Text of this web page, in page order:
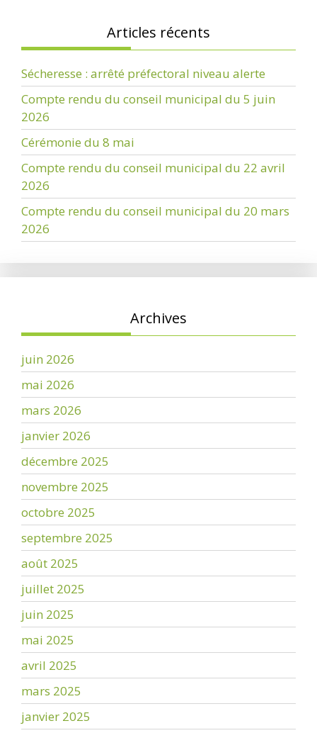
Articles récents
Sécheresse : arrêté préfectoral niveau alerte
Compte rendu du conseil municipal du 5 juin
2026
Cérémonie du 8 mai
Compte rendu du conseil municipal du 22 avril
2026
Compte rendu du conseil municipal du 20 mars
2026
Archives
juin 2026
mai 2026
mars 2026
janvier 2026
décembre 2025
novembre 2025
octobre 2025
septembre 2025
août 2025
juillet 2025
juin 2025
mai 2025
avril 2025
mars 2025
janvier 2025